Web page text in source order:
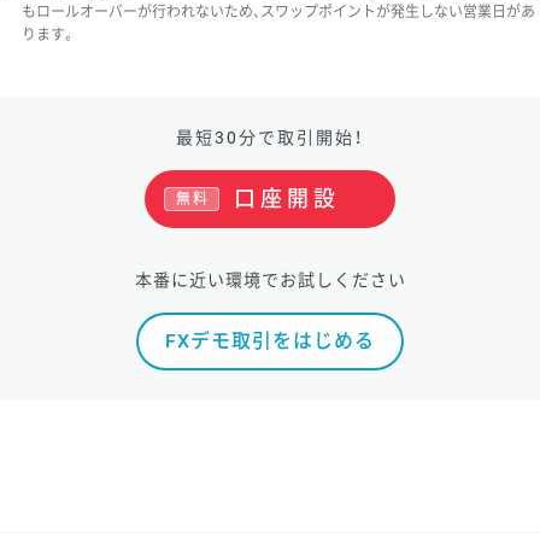
もロールオーバーが行われないため、スワップポイントが発生しない営業日があ
ります。
最短30分で取引開始！
口座開設
無料
本番に近い環境でお試しください
FXデモ取引をはじめる